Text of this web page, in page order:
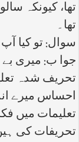
تھا، کیونکہ
تھا۔
سوال: تو کیا
جوا ب: میری
تحریف شدہ
احساس میرے
تعلیمات میں
تحریفات کی